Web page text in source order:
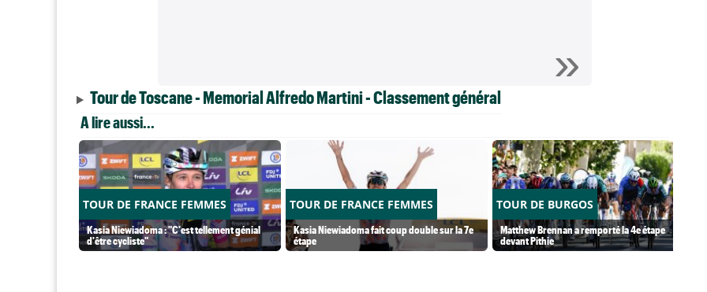
Tour de Toscane - Memorial Alfredo Martini - Classement général
A lire aussi...
TOUR DE FRANCE FEMMES
Kasia Niewiadoma : "C'est tellement génial
d'être cycliste"
TOUR DE FRANCE FEMMES
Kasia Niewiadoma fait coup double sur la 7e
étape
TOUR DE BURGOS
Matthew Brennan a remporté la 4e étape
devant Pithie